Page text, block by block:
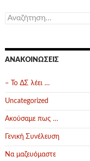
Αναζήτηση
για:
ΑΝΑΚΟΙΝΏΣΕΙΣ
– Το ΔΣ λέει …
Uncategorized
Ακούσαμε πως …
Γενική Συνέλευση
Να μαζευόμαστε